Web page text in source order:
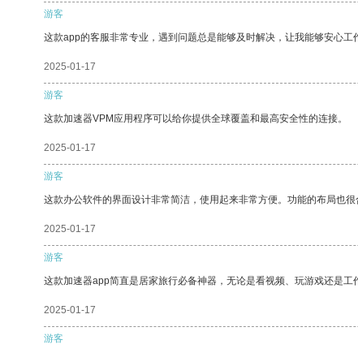
游客
这款app的客服非常专业，遇到问题总是能够及时解决，让我能够安心工
2025-01-17
游客
这款加速器VPM应用程序可以给你提供全球覆盖和最高安全性的连接。
2025-01-17
游客
这款办公软件的界面设计非常简洁，使用起来非常方便。功能的布局也很
2025-01-17
游客
这款加速器app简直是居家旅行必备神器，无论是看视频、玩游戏还是工
2025-01-17
游客